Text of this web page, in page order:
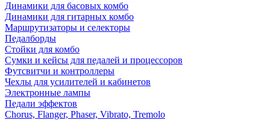
Динамики для басовых комбо
Динамики для гитарных комбо
Маршрутизаторы и селекторы
Педалборды
Стойки для комбо
Сумки и кейсы для педалей и процессоров
Футсвитчи и контроллеры
Чехлы для усилителей и кабинетов
Электронные лампы
Педали эффектов
Chorus, Flanger, Phaser, Vibrato, Tremolo